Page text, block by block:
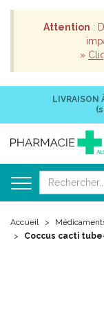
Attention :
»
LIVRAISON
Accueil
Coccus cacti